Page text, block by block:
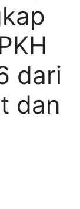
dari
dan